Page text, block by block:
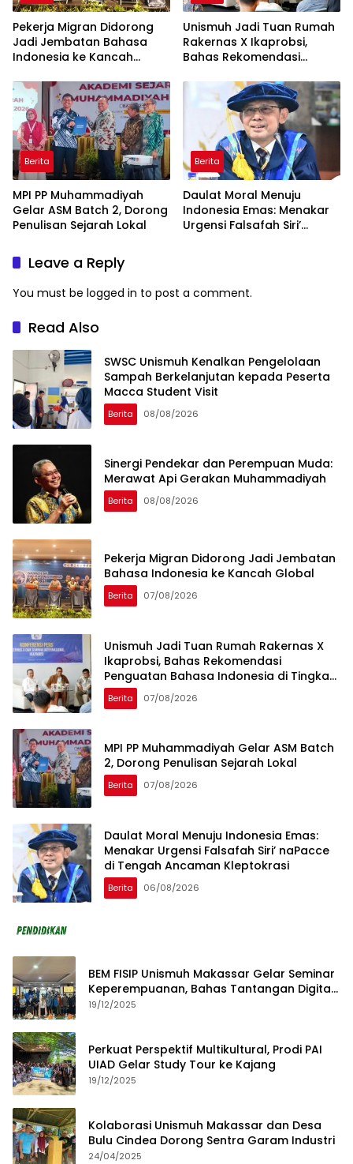
Pekerja Migran Didorong
Jadi Jembatan Bahasa
Indonesia ke Kancah
Unismuh Jadi Tuan Rumah
Rakernas X Ikaprobsi,
Bahas Rekomendasi
Indonesia di Tingkat
Global
Berita
MPI PP Muhammadiyah
Gelar ASM Batch 2, Dorong
Penulisan Sejarah Lokal
Berita
Daulat Moral Menuju
Indonesia Emas: Menakar
Urgensi Falsafah Siri’
Leave a Reply
You must be logged in to post a comment.
Read Also
SWSC Unismuh Kenalkan Pengelolaan
Sampah Berkelanjutan kepada Peserta
Macca Student Visit
Berita 08/08/2026
Sinergi Pendekar dan Perempuan Muda:
Merawat Api Gerakan Muhammadiyah
Berita 08/08/2026
Pekerja Migran Didorong Jadi Jembatan
Bahasa Indonesia ke Kancah Global
Berita 07/08/2026
Unismuh Jadi Tuan Rumah Rakernas X
Ikaprobsi, Bahas Rekomendasi
Penguatan Bahasa Indonesia di Tingkat
Global
Berita 07/08/2026
MPI PP Muhammadiyah Gelar ASM Batch
2, Dorong Penulisan Sejarah Lokal
Berita 07/08/2026
Daulat Moral Menuju Indonesia Emas:
Menakar Urgensi Falsafah Siri’ naPacce
di Tengah Ancaman Kleptokrasi
Berita 06/08/2026
BEM FISIP Unismuh Makassar Gelar Seminar
Keperempuanan, Bahas Tantangan Digital
dan Budaya Lokal
19/12/2025
Perkuat Perspektif Multikultural, Prodi PAI
UIAD Gelar Study Tour ke Kajang
19/12/2025
Kolaborasi Unismuh Makassar dan Desa
Bulu Cindea Dorong Sentra Garam Industri
24/04/2025